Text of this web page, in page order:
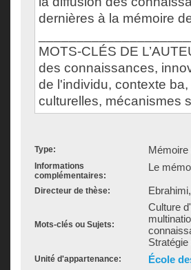
dernières à la mémoire
MOTS-CLÉS DE
des connaissances,
de l'individu, contexte
culturelles, mécanismes
Type:
Informations
complémentaires:
Le
Directeur de thèse:
Mots-clés ou Sujets:
Culture
Unité d'appartenance: École